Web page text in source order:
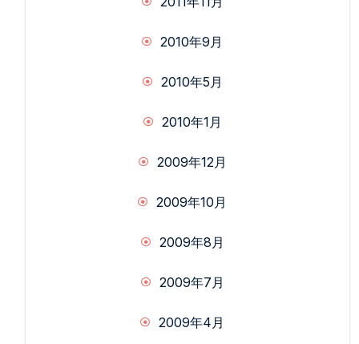
2010年9月
2010年5月
2010年1月
2009年12月
2009年10月
2009年8月
2009年7月
2009年4月